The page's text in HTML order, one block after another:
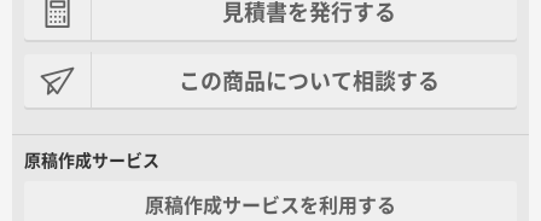
見積書を発行する
この商品について相談する
原稿作成サービス
原稿作成サービスを利用する